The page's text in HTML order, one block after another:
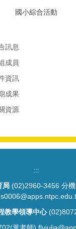
國小綜合活動
訊息
成員
資訊
成果
資源
:::
局(02)2960-3456 分
教學領導中心